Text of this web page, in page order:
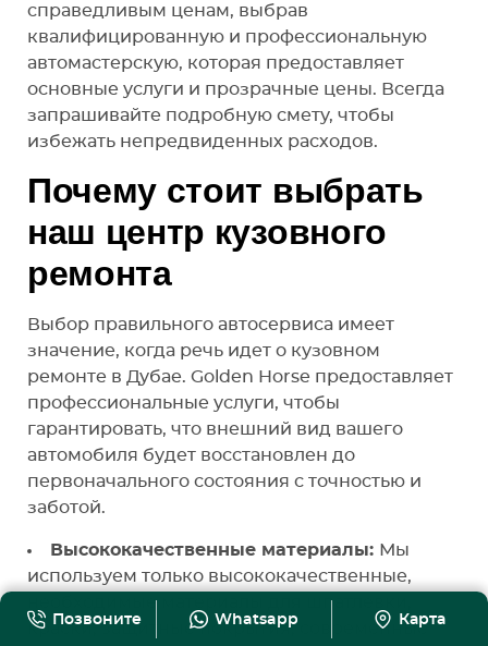
справедливым ценам, выбрав
квалифицированную и профессиональную
автомастерскую, которая предоставляет
основные услуги и прозрачные цены. Всегда
запрашивайте подробную смету, чтобы
избежать непредвиденных расходов.
Почему стоит выбрать
наш центр кузовного
ремонта
Выбор правильного автосервиса имеет
значение, когда речь идет о кузовном
ремонте в Дубае. Golden Horse предоставляет
профессиональные услуги, чтобы
гарантировать, что внешний вид вашего
автомобиля будет восстановлен до
первоначального состояния с точностью и
заботой.
Высококачественные материалы: Мы
используем только высококачественные,
необходимые материалы для шпатлевки,
краски, защитные покрытия, современные
Позвоните Whatsapp Карта